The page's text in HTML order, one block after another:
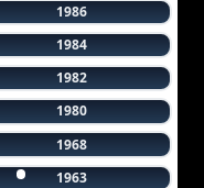
1986
1984
1982
1980
1968
1963